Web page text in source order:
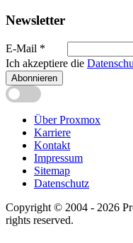
Newsletter
E-Mail *
Ich akzeptiere die
Abonnieren
Über Proxmox
Karriere
Kontakt
Impressum
Sitemap
Datenschutz
Copyright © 2004 - 2026
rights reserved.